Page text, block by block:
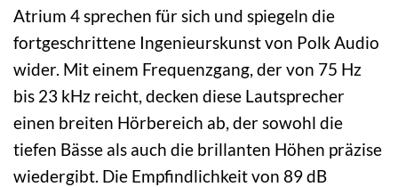
Atrium 4 sprechen für sich und spiegeln die
fortgeschrittene Ingenieurskunst von Polk Audio
wider. Mit einem Frequenzgang, der von 75 Hz
bis 23 kHz reicht, decken diese Lautsprecher
einen breiten Hörbereich ab, der sowohl die
tiefen Bässe als auch die brillanten Höhen präzise
wiedergibt. Die Empfindlichkeit von 89 dB